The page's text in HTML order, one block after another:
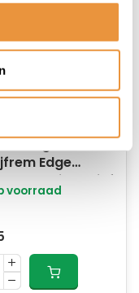
Edge
- inclusief
voorraad